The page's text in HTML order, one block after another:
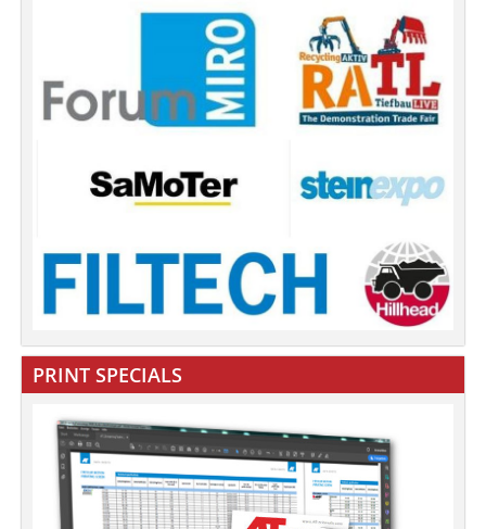
PRINT SPECIALS